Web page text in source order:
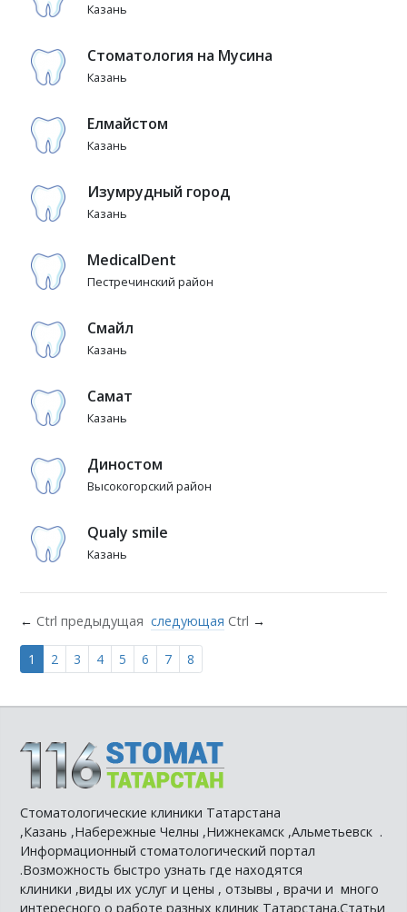
Казань
Стоматология на Мусина
Казань
Елмайстом
Казань
Изумрудный город
Казань
MedicalDent
Пестречинский район
Смайл
Казань
Самат
Казань
Диностом
Высокогорский район
Qualy smile
Казань
← Ctrl предыдущая следующая Ctrl →
1 2 3 4 5 6 7 8
Стоматологические клиники Татарстана
,Казань ,Набережные Челны ,Нижнекамск ,Альметьевск .
Информационный стоматологический портал
.Возможность быстро узнать где находятся
клиники ,виды их услуг и цены , отзывы , врачи и много
интересного о работе разных клиник Татарстана.Статьи